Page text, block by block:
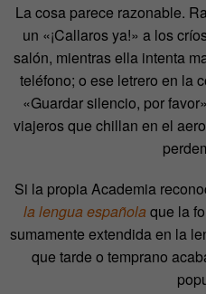
La cosa parece razonable.
un «¡Callaros ya!» a los
salón, mientras ella intenta
teléfono; o ese letrero en la
«Guardar silencio, por
viajeros que chillan en el
Si la propia Academia
la lengua española que la
sumamente extendida en la
que tarde o temprano